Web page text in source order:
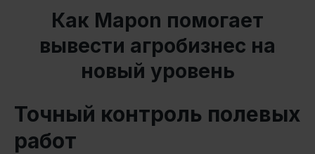
Как Mapon помогает
вывести агробизнес на
новый уровень
Точный контроль полевых
работ